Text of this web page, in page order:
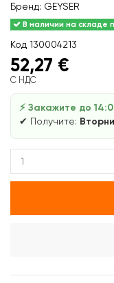
Бренд: GEYSER
В наличии на складе
Код 130004213
52,27 €
С НДС
⚡ Закажите до
✔ Получите: